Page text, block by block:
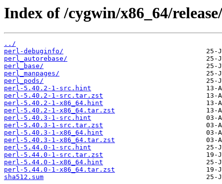
Index of /cygwin/x86_64/
../
perl-debuginfo/
perl_autorebase/
perl_base/
perl_manpages/
perl_pods/
perl-5.40.2-1-src.hint
perl-5.40.2-1-src.tar.zst
perl-5.40.2-1-x86_64.hint
perl-5.40.2-1-x86_64.tar.zst
perl-5.40.3-1-src.hint
perl-5.40.3-1-src.tar.zst
perl-5.40.3-1-x86_64.hint
perl-5.40.3-1-x86_64.tar.zst
perl-5.44.0-1-src.hint
perl-5.44.0-1-src.tar.zst
perl-5.44.0-1-x86_64.hint
perl-5.44.0-1-x86_64.tar.zst
sha512.sum